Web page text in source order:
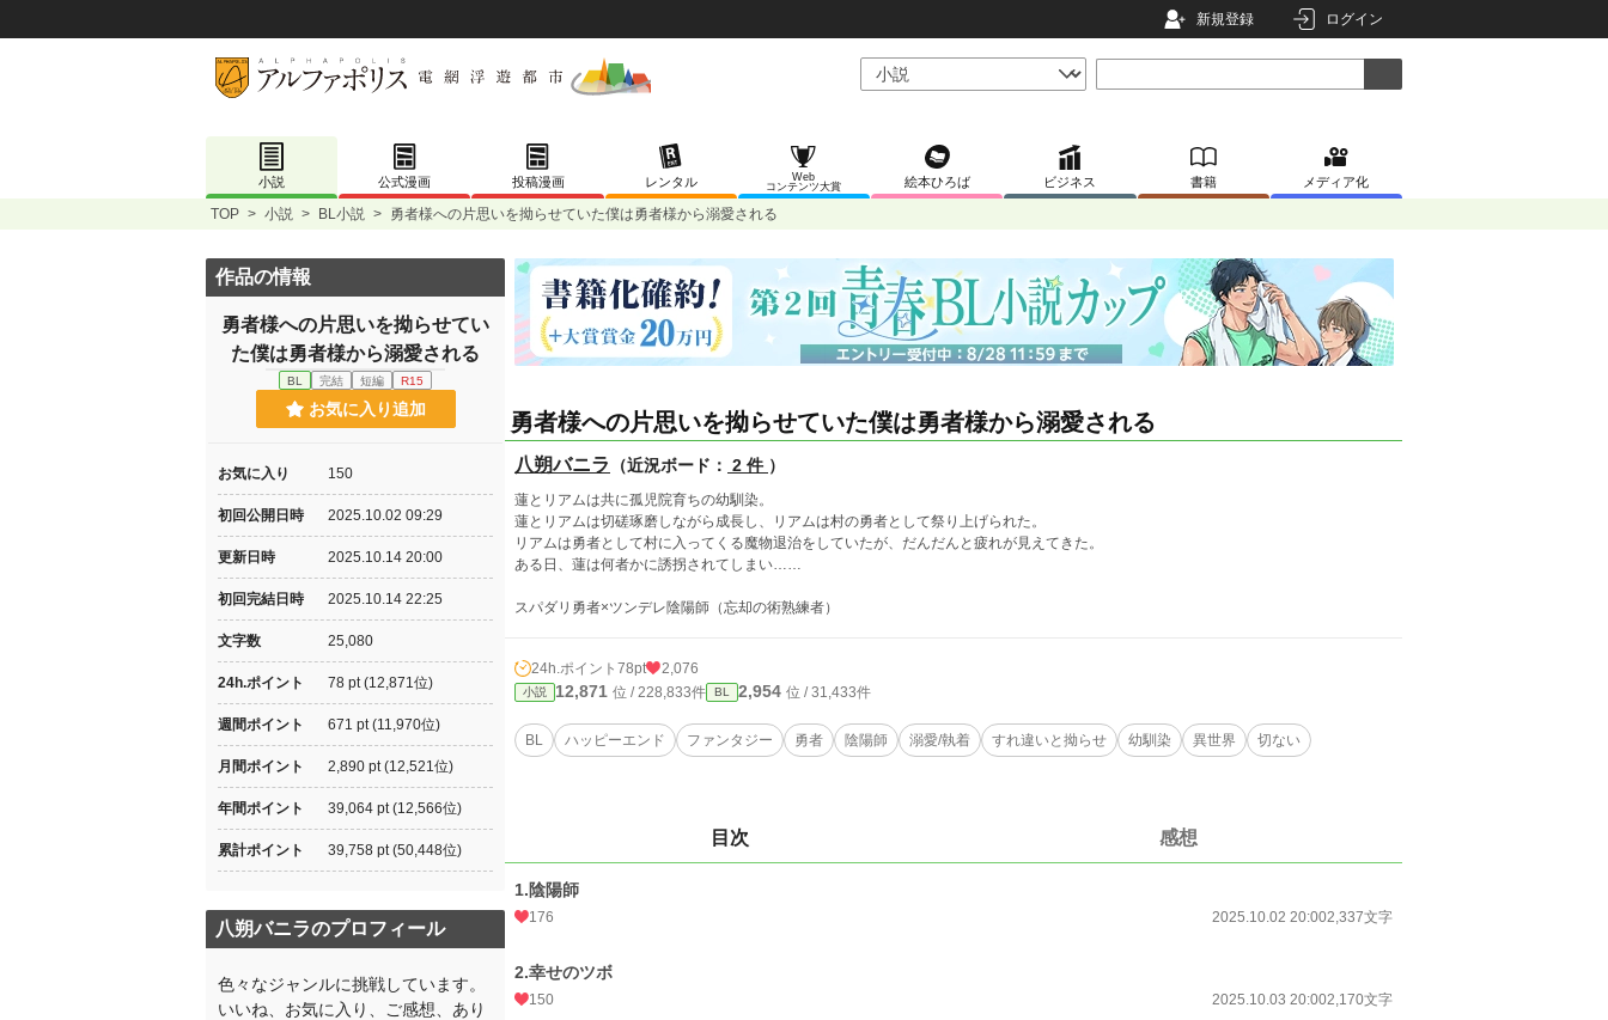
新規登録 ログイン
小説 公式漫画 投稿漫画 レンタル
Web
コンテンツ大賞
絵本ひろば ビジネス 書籍 メディア化
TOP > 小説 > BL小説 > 勇者様への片思いを拗らせていた僕は勇者様から溺愛される
勇者様への片思いを拗らせていた僕は勇者様から溺愛される
八朔バニラ （近況ボード： 2 件 ）
蓮とリアムは共に孤児院育ちの幼馴染。
蓮とリアムは切磋琢磨しながら成長し、リアムは村の勇者として祭り上げられた。
リアムは勇者として村に入ってくる魔物退治をしていたが、だんだんと疲れが見えてきた。
ある日、蓮は何者かに誘拐されてしまい……
スパダリ勇者×ツンデレ陰陽師（忘却の術熟練者）
24h.ポイント 78pt 2,076
小説 12,871 位 / 228,833件 BL 2,954 位 / 31,433件
BL ハッピーエンド ファンタジー 勇者 陰陽師 溺愛/執着 すれ違いと拗らせ 幼馴染 異世界 切ない
目次 感想
1.陰陽師
176 2025.10.02 20:002,337文字
2.幸せのツボ
150 2025.10.03 20:002,170文字
作品の情報
勇者様への片思いを拗らせてい
た僕は勇者様から溺愛される
BL 完結 短編 R15
お気に入り追加
お気に入り 150
初回公開日時 2025.10.02 09:29
更新日時 2025.10.14 20:00
初回完結日時 2025.10.14 22:25
文字数 25,080
24h.ポイント 78 pt (12,871位)
週間ポイント 671 pt (11,970位)
月間ポイント 2,890 pt (12,521位)
年間ポイント 39,064 pt (12,566位)
累計ポイント 39,758 pt (50,448位)
八朔バニラのプロフィール
色々なジャンルに挑戦しています。
いいね、お気に入り、ご感想、あり